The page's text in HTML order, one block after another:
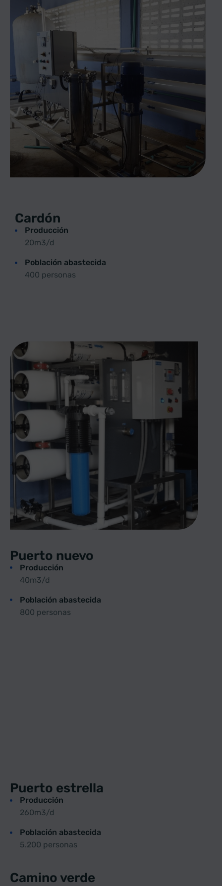
Cardón
Producción
20m3/d
Población abastecida
400 personas
Puerto nuevo
Producción
40m3/d
Población abastecida
800 personas
Puerto estrella
Producción
260m3/d
Población abastecida
5.200 personas
Camino verde